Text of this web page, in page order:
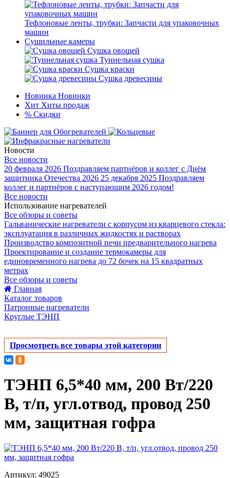
Тефлоновые ленты, трубки: Запчасти для упаковочных
машин
Сушильные камеры
Сушка овощей
Туннельная сушка
Сушка краски
Сушка древесины
Новинка Новинки
Хит Хиты продаж
% Скидки
Новости
Все новости
20 февраля 2026 Поздравляем партнёров и коллег с Днём
защитника Отечества 2026 25 декабря 2025 Поздравляем
коллег и партнёров с наступающим 2026 годом!
Все новости
Использование нагревателей
Все обзоры и советы
Гальванические нагреватели с корпусом из кварцевого стекла:
эксплуатация в различных жидкостях и растворах
Производство композитной печи предварительного нагрева
Проектирование и создание термокамеры для
единовременного нагрева до 72 бочек на 15 квадратных
метрах
Все обзоры и советы
Главная
Каталог товаров
Патронные нагреватели
Круглые ТЭНП
Просмотреть все товары этой категории
ТЭНП 6,5*40 мм, 200 Вт/220
В, т/п, угл.отвод, провод 250
мм, защитная гофра
Артикул: 49025